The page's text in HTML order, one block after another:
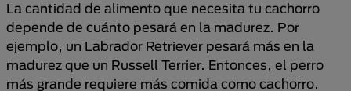
La cantidad de alimento que necesita tu cachorro
depende de cuánto pesará en la madurez. Por
ejemplo, un Labrador Retriever pesará más en la
madurez que un Russell Terrier. Entonces, el perro
más grande requiere más comida como cachorro.